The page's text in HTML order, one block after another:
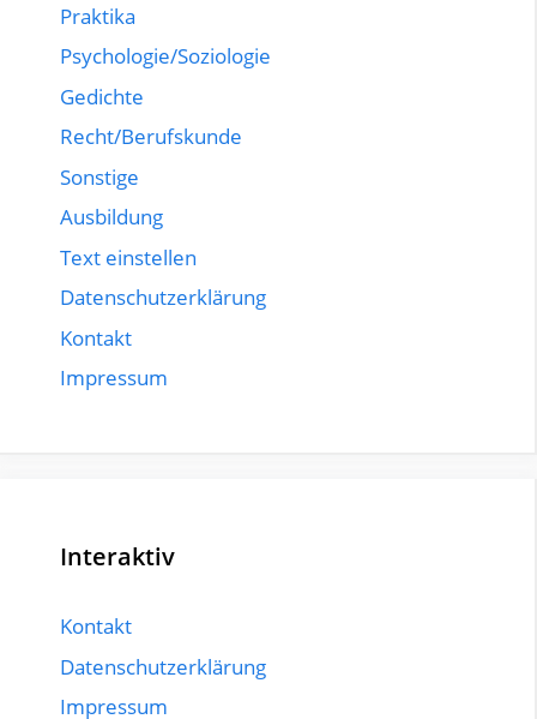
Praktika
Psychologie/Soziologie
Gedichte
Recht/Berufskunde
Sonstige
Ausbildung
Text einstellen
Datenschutzerklärung
Kontakt
Impressum
Interaktiv
Kontakt
Datenschutzerklärung
Impressum